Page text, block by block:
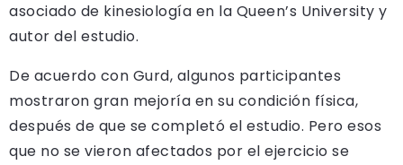
asociado de kinesiología en la Queen’s University y
autor del estudio.
De acuerdo con Gurd, algunos participantes
mostraron gran mejoría en su condición física,
después de que se completó el estudio. Pero esos
que no se vieron afectados por el ejercicio se